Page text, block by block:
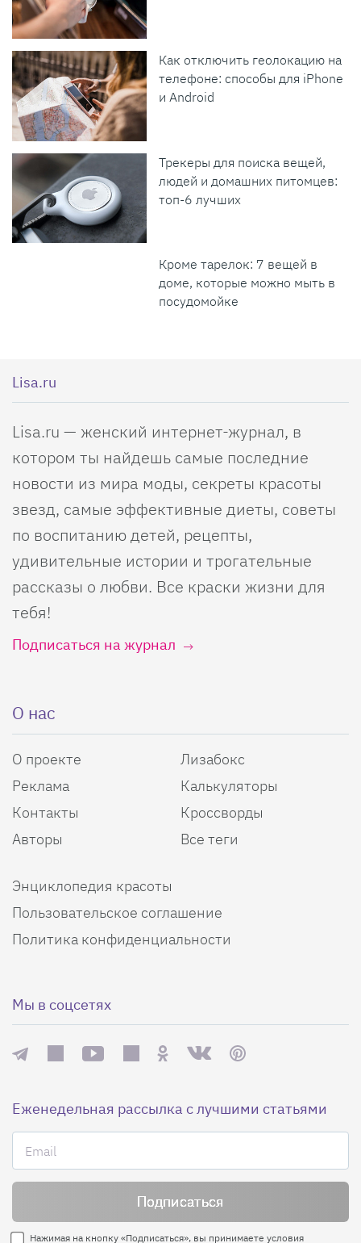
Как отключить геолокацию на
телефоне: способы для iPhone
и Android
Трекеры для поиска вещей,
людей и домашних питомцев:
топ-6 лучших
Кроме тарелок: 7 вещей в
доме, которые можно мыть в
посудомойке
Lisa.ru
Lisa.ru — женский интернет-журнал, в
котором ты найдешь самые последние
новости из мира моды, секреты красоты
звезд, самые эффективные диеты, советы
по воспитанию детей, рецепты,
удивительные истории и трогательные
рассказы о любви. Все краски жизни для
тебя!
Подписаться на журнал
О нас
О проекте
Реклама
Контакты
Авторы
Лизабокс
Калькуляторы
Кроссворды
Все теги
Энциклопедия красоты
Пользовательское соглашение
Политика конфиденциальности
Мы в соцсетях
Еженедельная рассылка с лучшими статьями
Нажимая на кнопку «Подписаться», вы принимаете условия